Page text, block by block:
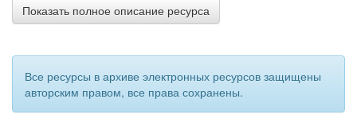
Показать полное описание ресурса
Все ресурсы в архиве электронных ресурсов защищены
авторским правом, все права сохранены.